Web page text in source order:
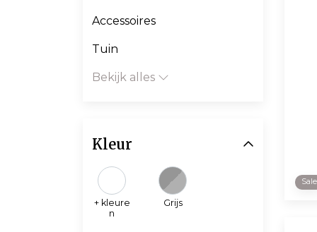
Sale
Accessoires
Tuin
Bekijk alles
Kleur
+ kleure
n
Grijs